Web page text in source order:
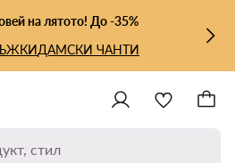
на лятото! До -35%
ДАМСКИ ЧАНТИ
стил